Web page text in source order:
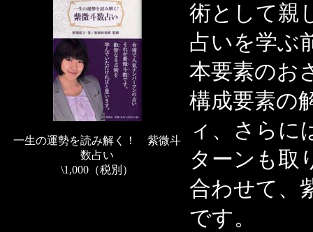
一生の運勢を読み解く！ 紫微斗
数占い
\1,000（税別）
術として親
占いを学ぶ
本要素のお
構成要素の
ィ、さらに
ターンも取
合わせて、
です。